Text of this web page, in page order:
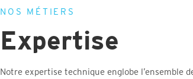
NOS MÉTIERS
Expertise
Notre expertise technique englobe l’ensemble